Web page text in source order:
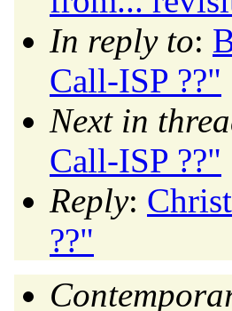
In reply to:
Call-ISP ??"
Next in
Call-ISP ??"
Reply:
??"